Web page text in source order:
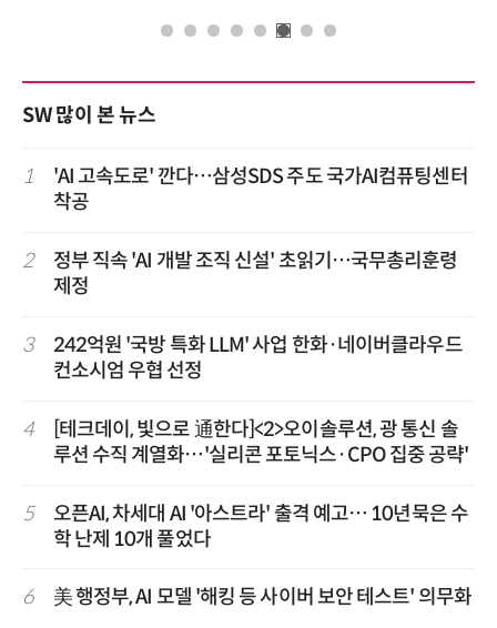
SW 많이 본 뉴스
1
'AI 고속도로' 깐다…삼성SDS 주도 국가AI컴퓨팅센터
착공
2
정부 직속 'AI 개발 조직 신설' 초읽기…국무총리훈령
제정
3
242억원 '국방 특화 LLM' 사업 한화·네이버클라우드
컨소시엄 우협 선정
4
[테크데이, 빛으로 通한다]<2>오이솔루션, 광 통신 솔
루션 수직 계열화…'실리콘 포토닉스·CPO 집중 공략'
5
오픈AI, 차세대 AI '아스트라' 출격 예고… 10년묵은 수
학 난제 10개 풀었다
6 美 행정부, AI 모델 '해킹 등 사이버 보안 테스트' 의무화